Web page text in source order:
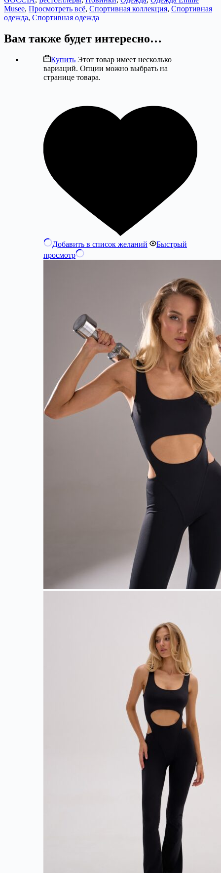
Musee, Просмотреть всё, Спортивная коллекция, Спортивная
одежда, Спортивная одежда
Вам также будет интересно…
Купить Этот товар имеет несколько
вариаций. Опции можно выбрать на
странице товара.
Добавить в список желаний
Быстрый
просмотр